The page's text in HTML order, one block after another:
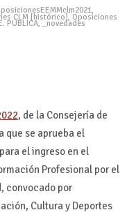
,
CLM [histórico], Oposiciones
PÚBLICA, _novedades
, de la Consejería de
que se aprueba el
el ingreso en el
Profesional por el
convocado por
Cultura y Deportes